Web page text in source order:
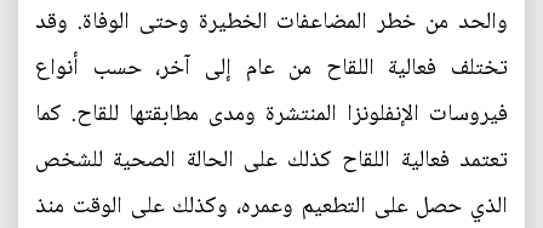
والحد من خطر المضاعفات الخطيرة وحتى الوفاة. وقد
تختلف فعالية اللقاح من عام إلى آخر، حسب أنواع
فيروسات الإنفلونزا المنتشرة ومدى مطابقتها للقاح. كما
تعتمد فعالية اللقاح كذلك على الحالة الصحية للشخص
الذي حصل على التطعيم وعمره، وكذلك على الوقت منذ